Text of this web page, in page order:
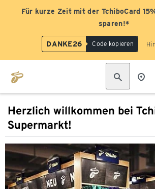
Für kurze Zeit mit der TchiboCard
sparen!*
DANKE26 Code kopieren
Herzlich willkommen bei
Supermarkt!